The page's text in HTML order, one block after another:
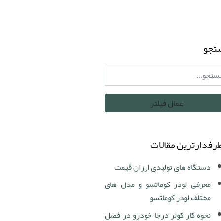
مقالات
دستگاه های تولیدی ارزان قیمت
معرفی لودر کوماتسو و مدل های
مختلف لودر کوماتسو
نحوه کار کولر درجا خودرو در فصل